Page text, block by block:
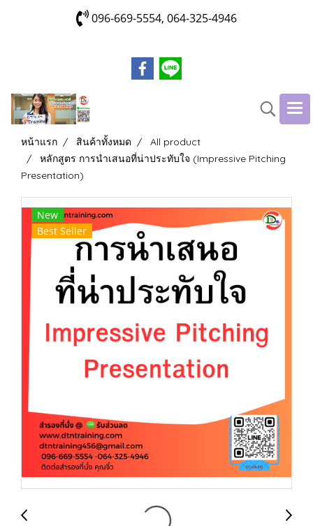
096-669-5554, 064-325-4946
หน้าแรก สินค้าทั้งหมด
All product
หลักสูตร การนำเสนอที่น่าประทับใจ (Impressive Pitching
Presentation)
New
Best Seller